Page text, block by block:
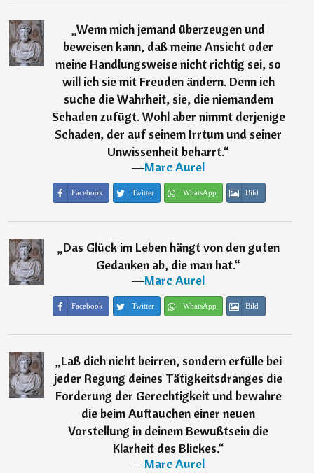
„Wenn mich jemand überzeugen und
beweisen kann, daß meine Ansicht oder
meine Handlungsweise nicht richtig sei, so
will ich sie mit Freuden ändern. Denn ich
suche die Wahrheit, sie, die niemandem
Schaden zufügt. Wohl aber nimmt derjenige
Schaden, der auf seinem Irrtum und seiner
Unwissenheit beharrt.“
―Marc Aurel
Facebook Twitter WhatsApp Bild
„Das Glück im Leben hängt von den guten
Gedanken ab, die man hat.“
―Marc Aurel
Facebook Twitter WhatsApp Bild
„Laß dich nicht beirren, sondern erfülle bei
jeder Regung deines Tätigkeitsdranges die
Forderung der Gerechtigkeit und bewahre
die beim Auftauchen einer neuen
Vorstellung in deinem Bewußtsein die
Klarheit des Blickes.“
―Marc Aurel